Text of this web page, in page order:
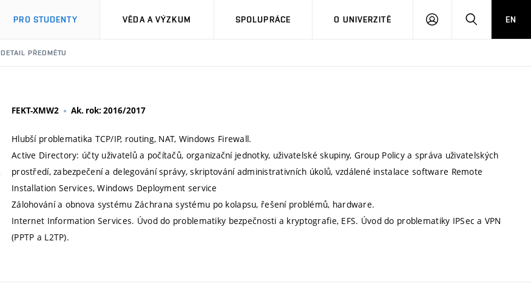
PRO STUDENTY VĚDA A VÝZKUM SPOLUPRÁCE O UNIVERZITĚ
PŘIHLÁSIT HLEDATEN
DETAIL PŘEDMĚTU
FEKT-XMW2 Ak. rok: 2016/2017
Hlubší problematika TCP/IP, routing, NAT, Windows Firewall.
Active Directory: účty uživatelů a počítačů, organizační jednotky, uživatelské skupiny, Group Policy a správa uživatelských
prostředí, zabezpečení a delegování správy, skriptování administrativních úkolů, vzdálené instalace software Remote
Installation Services, Windows Deployment service
Zálohování a obnova systému Záchrana systému po kolapsu, řešení problémů, hardware.
Internet Information Services. Úvod do problematiky bezpečnosti a kryptografie, EFS. Úvod do problematiky IPSec a VPN
(PPTP a L2TP).